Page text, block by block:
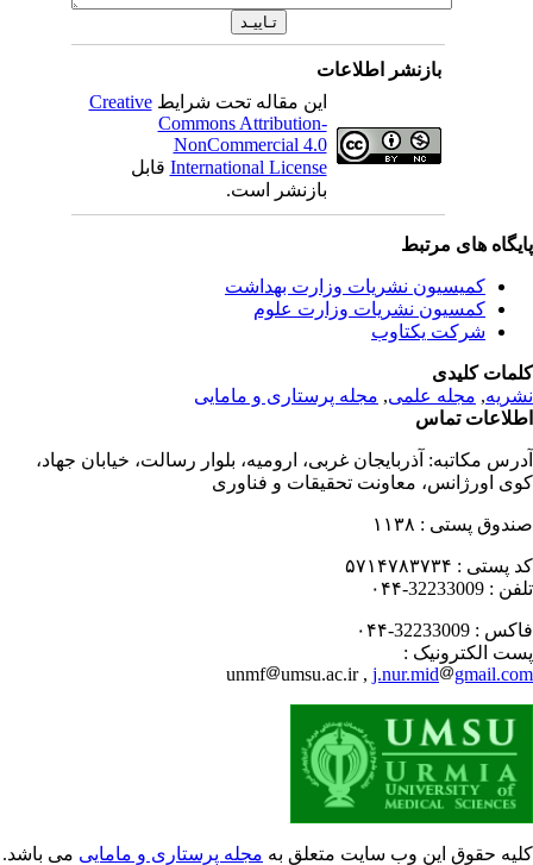
بازنشر اطلاعات
این مقاله تحت شرایطCreative
Commons Attribution-
NonCommercial 4.0
International Licenseقابل
بازنشر است.
های مرتبط
کمیسیون نشریات وزارت بهداشت
کمسیون نشریات وزارت علوم
شرکت یکتاوب
کلیدی
,مجله علمی, مجله پرستاری و مامایی
تماس
مکاتبه:آذربایجان غربی، ارومیه، بلوار رسالت، خیابان جهاد،
اورژانس، معاونت تحقیقات و فناوری
پستی : ۱۱۳۸
پستی : ۵۷۱۴۷۸۳۷۳۴
: 32233009-۰۴۴
: 32233009-۰۴۴
الکترونیک :
unmf
umsu.ac.ir ,j.nur.mid
حقوق این وب سایت متعلق بهمجله پرستاری و ماماییمی باشد.